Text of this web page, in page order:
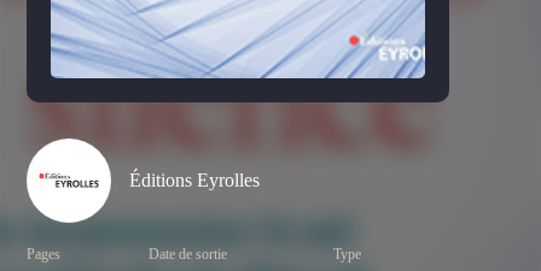
Éditions Eyrolles
Pages Date de sortie Type